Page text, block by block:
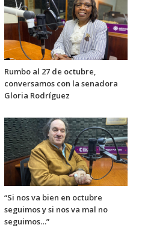
Rumbo al 27 de octubre,
conversamos con la senadora
Gloria Rodríguez
“Si nos va bien en octubre
seguimos y si nos va mal no
seguimos…”